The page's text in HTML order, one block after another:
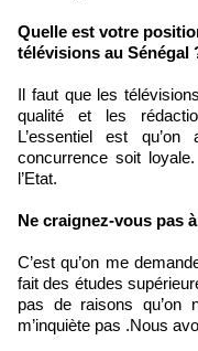
Quelle est votre
télévisions au Sénégal
Il faut que les
qualité et les
L’essentiel est
concurrence soit
l’Etat.
Ne craignez-vous pas
C’est qu’on me
fait des études
pas de raisons
m’inquiète pas .Nous